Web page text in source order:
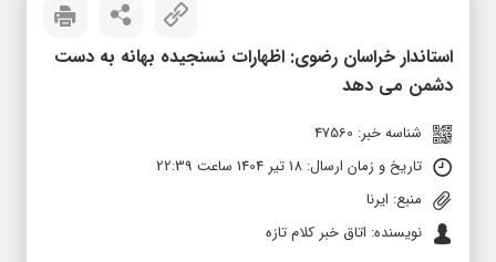
استاندار خراسان رضوی: اظهارات نسنجیده بهانه به دست
دشمن می دهد
شناسه خبر: 47560
تاریخ و زمان ارسال: 18 تیر 1404 ساعت 22:39
منبع: ایرنا
نویسنده: اتاق خبر کلام تازه